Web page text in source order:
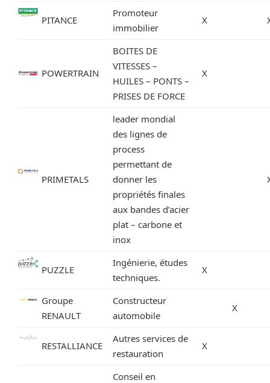
PITANCE
Promoteur
immobilier
X
POWERTRAIN
BOITES DE
VITESSES –
HUILES – PONTS –
PRISES DE FORCE
X
PRIMETALS
leader mondial
des lignes de
process
permettant de
donner les
propriétés finales
aux bandes d’acier
plat – carbone et
inox
PUZZLE
Ingénierie, études
techniques.
X
Groupe
RENAULT
Constructeur
automobile
X
RESTALLIANCE
Autres services de
restauration
X
Conseil en